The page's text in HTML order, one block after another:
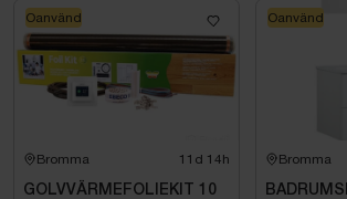
Tjocklek: 6 mm
Antal skivor per paket: 2 st
Produkten är en retur och kan ha skadat
Bromma 11d 14h
GOLVVÄRMEFOLIEKIT 10
Oanvänd
Bromma
Oanvänd